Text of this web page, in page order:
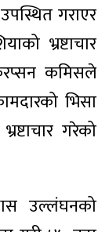
गराएर
भ्रष्टाचार
कमिसले
भिसा
गरेको
उल्लंघनको